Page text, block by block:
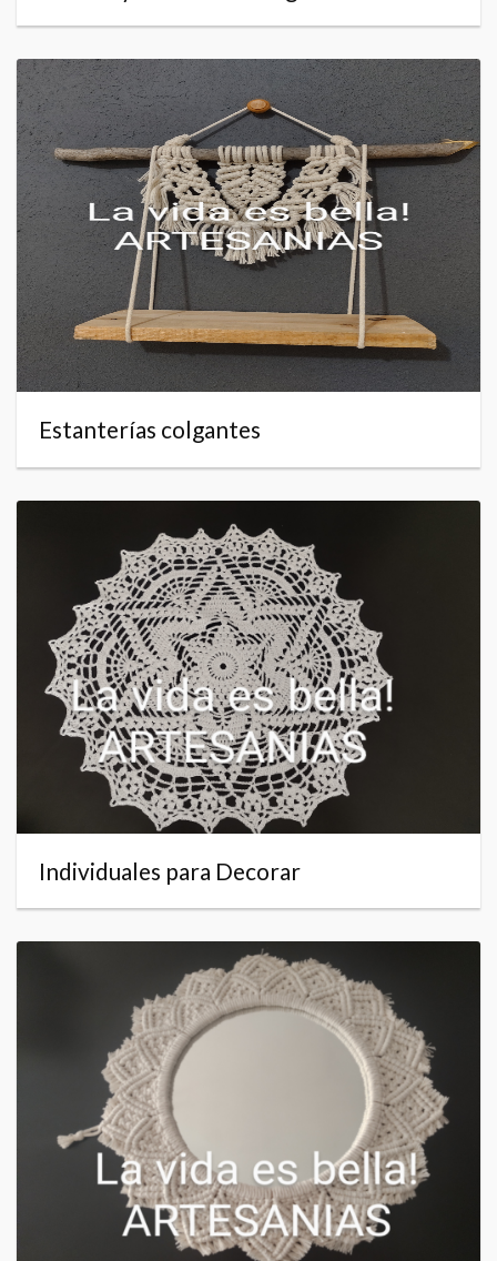
Estanterías colgantes
Individuales para Decorar